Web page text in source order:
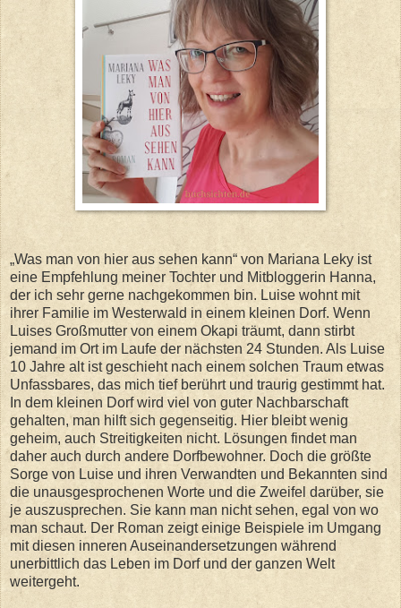
„Was man von hier aus sehen kann“ von Mariana Leky ist
eine Empfehlung meiner Tochter und Mitbloggerin Hanna,
der ich sehr gerne nachgekommen bin. Luise wohnt mit
ihrer Familie im Westerwald in einem kleinen Dorf. Wenn
Luises Großmutter von einem Okapi träumt, dann stirbt
jemand im Ort im Laufe der nächsten 24 Stunden. Als Luise
10 Jahre alt ist geschieht nach einem solchen Traum etwas
Unfassbares, das mich tief berührt und traurig gestimmt hat.
In dem kleinen Dorf wird viel von guter Nachbarschaft
gehalten, man hilft sich gegenseitig. Hier bleibt wenig
geheim, auch Streitigkeiten nicht. Lösungen findet man
daher auch durch andere Dorfbewohner. Doch die größte
Sorge von Luise und ihren Verwandten und Bekannten sind
die unausgesprochenen Worte und die Zweifel darüber, sie
je auszusprechen. Sie kann man nicht sehen, egal von wo
man schaut. Der Roman zeigt einige Beispiele im Umgang
mit diesen inneren Auseinandersetzungen während
unerbittlich das Leben im Dorf und der ganzen Welt
weitergeht.